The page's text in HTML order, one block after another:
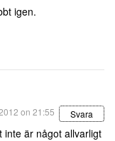
igen.
on 21:55 Svara
inte är något allvarligt